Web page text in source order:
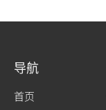
导航
首页